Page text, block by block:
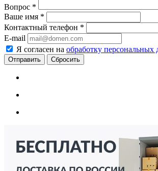
Вопрос *
Ваше имя *
Контактный телефон *
E-mail
Я согласен на обработку персональных
Сбросить